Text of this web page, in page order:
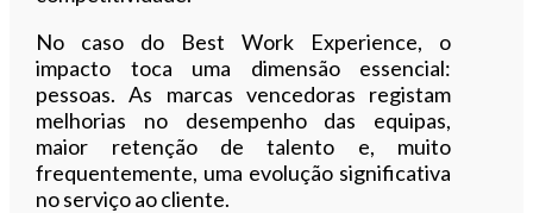
No caso do Best Work Experience, o
impacto toca uma dimensão essencial:
pessoas. As marcas vencedoras registam
melhorias no desempenho das equipas,
maior retenção de talento e, muito
frequentemente, uma evolução significativa
no serviço ao cliente.